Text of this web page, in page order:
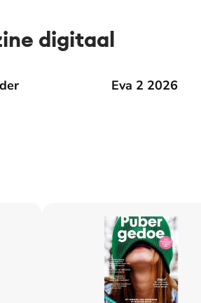
digitaal
Eva 2 2026